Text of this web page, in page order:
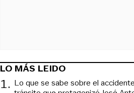
LO MÁS LEIDO
1. Lo que se sabe sobre el